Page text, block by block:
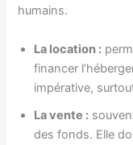
humains.
La location :
financer
impérative,
La vente :
des fonds. Elle